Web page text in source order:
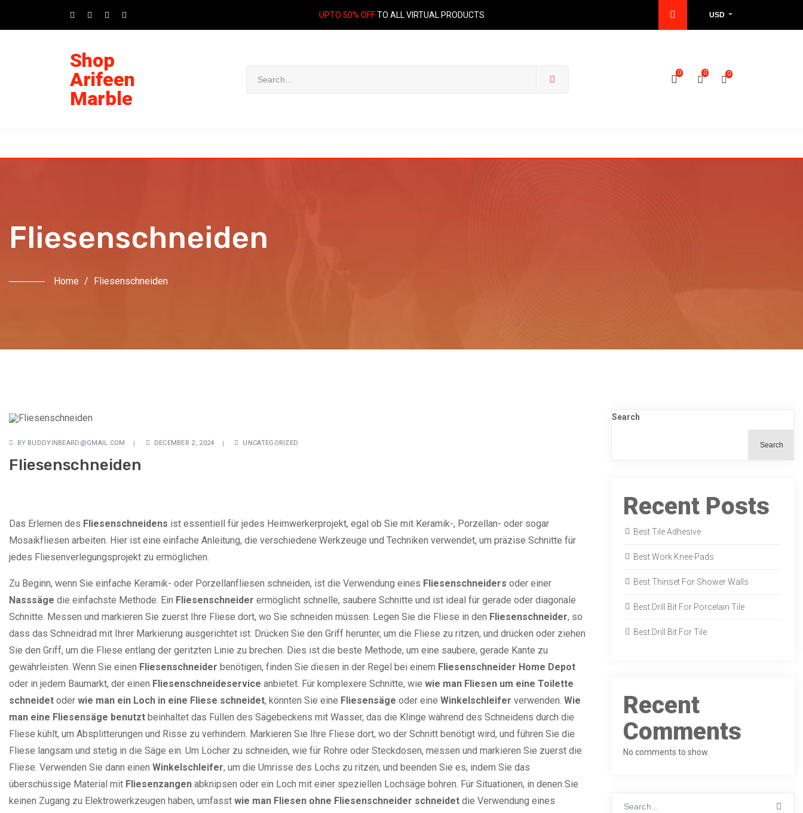
UPTO 50% OFFTO ALL VIRTUAL PRODUCTS USD
Shop
Arifeen
Marble
0 0 0
Fliesenschneiden
Home / Fliesenschneiden
BY BUDDYINBEARD@GMAIL.COM DECEMBER 2, 2024 UNCATEGORIZED
Fliesenschneiden
Das Erlernen des Fliesenschneidens ist essentiell für jedes Heimwerkerprojekt, egal ob Sie mit Keramik-, Porzellan- oder sogar
Mosaikfliesen arbeiten. Hier ist eine einfache Anleitung, die verschiedene Werkzeuge und Techniken verwendet, um präzise Schnitte für
jedes Fliesenverlegungsprojekt zu ermöglichen.
Zu Beginn, wenn Sie einfache Keramik- oder Porzellanfliesen schneiden, ist die Verwendung eines Fliesenschneiders oder einer
Nasssäge die einfachste Methode. Ein Fliesenschneider ermöglicht schnelle, saubere Schnitte und ist ideal für gerade oder diagonale
Schnitte. Messen und markieren Sie zuerst Ihre Fliese dort, wo Sie schneiden müssen. Legen Sie die Fliese in den Fliesenschneider, so
dass das Schneidrad mit Ihrer Markierung ausgerichtet ist. Drücken Sie den Griff herunter, um die Fliese zu ritzen, und drücken oder ziehen
Sie den Griff, um die Fliese entlang der geritzten Linie zu brechen. Dies ist die beste Methode, um eine saubere, gerade Kante zu
gewährleisten. Wenn Sie einen Fliesenschneider benötigen, finden Sie diesen in der Regel bei einem Fliesenschneider Home Depot
oder in jedem Baumarkt, der einen Fliesenschneideservice anbietet. Für komplexere Schnitte, wie wie man Fliesen um eine Toilette
schneidet oder wie man ein Loch in eine Fliese schneidet, könnten Sie eine Fliesensäge oder eine Winkelschleifer verwenden. Wie
man eine Fliesensäge benutzt beinhaltet das Füllen des Sägebeckens mit Wasser, das die Klinge während des Schneidens durch die
Fliese kühlt, um Absplitterungen und Risse zu verhindern. Markieren Sie Ihre Fliese dort, wo der Schnitt benötigt wird, und führen Sie die
Fliese langsam und stetig in die Säge ein. Um Löcher zu schneiden, wie für Rohre oder Steckdosen, messen und markieren Sie zuerst die
Fliese. Verwenden Sie dann einen Winkelschleifer, um die Umrisse des Lochs zu ritzen, und beenden Sie es, indem Sie das
überschüssige Material mit Fliesenzangen abknipsen oder ein Loch mit einer speziellen Lochsäge bohren. Für Situationen, in denen Sie
keinen Zugang zu Elektrowerkzeugen haben, umfasst wie man Fliesen ohne Fliesenschneider schneidet die Verwendung eines
Search
Search
Recent Posts
Best Tile Adhesive
Best Work Knee Pads
Best Thinset For Shower Walls
Best Drill Bit For Porcelain Tile
Best Drill Bit For Tile
Recent
Comments
No comments to show.